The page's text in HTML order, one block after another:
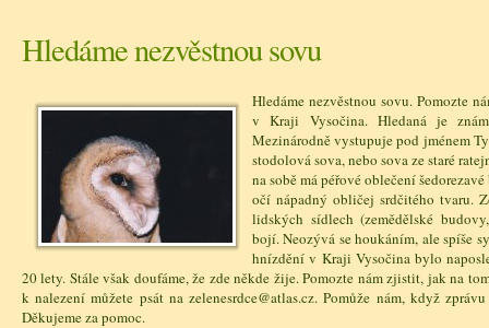
Hledáme nezvěstnou sovu
Hledáme nezvěstnou sovu. Pomozte
v Kraji Vysočina. Hledaná je
Mezinárodně vystupuje pod jménem
stodolová sova, nebo sova ze staré
na sobě má péřové oblečení
očí nápadný obličej srdčitého tvaru.
lidských sídlech (zemědělské
bojí. Neozývá se houkáním, ale spíše
hnízdění v Kraji Vysočina bylo
20 lety. Stále však doufáme, že zde někde žije. Pomozte nám zjistit, jak na
k nalezení můžete psát na zelenesrdce@atlas.cz. Pomůže nám, když
Děkujeme za pomoc.